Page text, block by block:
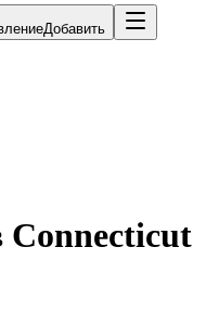
Добавить
Connecticut